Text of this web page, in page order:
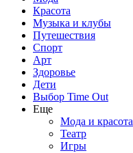
Красота
Музыка и клубы
Путешествия
Спорт
Арт
Здоровье
Дети
Выбор Time Out
Еще
Мода и красота
Театр
Игры